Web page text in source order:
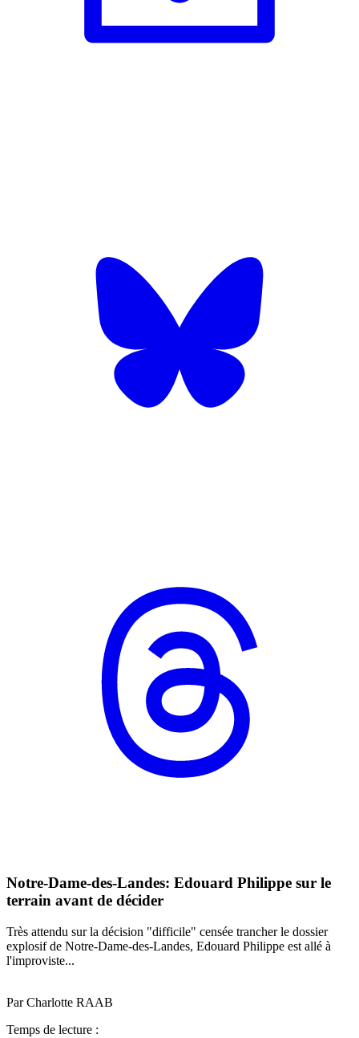
Notre-Dame-des-Landes: Edouard Philippe sur le
terrain avant de décider
Très attendu sur la décision "difficile" censée trancher le dossier
explosif de Notre-Dame-des-Landes, Edouard Philippe est allé à
l'improviste...
Par Charlotte RAAB
Temps de lecture :